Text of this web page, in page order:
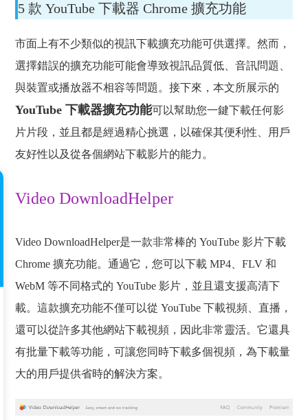
5 款 YouTube 下載器 Chrome 擴充功能
市面上有不少類似的視訊下載擴充功能可供選擇。然而，
選擇錯誤的擴充功能可能會導致視訊品質低、音訊問題、
與裝置或播放器不相容等問題。接下來，本文所展示的
YouTube 下載器擴充功能可以幫助您一鍵下載任何影
片片段，並且都是經過精心挑選，以確保其便利性、用戶
友好性以及從各個網站下載影片的能力。
Video DownloadHelper
Video DownloadHelper是一款非常棒的 YouTube 影片下載
Chrome 擴充功能。通過它，您可以下載 MP4、FLV 和
WebM 等不同格式的 YouTube 影片，並且還支援高清下
載。這款擴充功能不僅可以從 YouTube 下載視頻、直播，
還可以從許多其他網站下載視頻，因此非常靈活。它還具
有批量下載等功能，可讓您同時下載多個視頻，為下載量
大的用戶提供省時的解決方案。